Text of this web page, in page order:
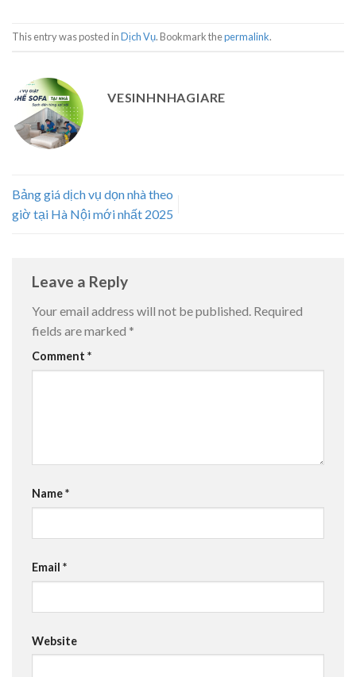
This entry was posted inDịch Vụ. Bookmark thepermalink.
VESINHNHAGIARE
Bảng giá dịch vụ dọn nhà theo
giờ tại Hà Nội mới nhất 2025
Leave a Reply
Your email address will not be published. Required
fields are marked *
Comment *
Name*
Email *
Website